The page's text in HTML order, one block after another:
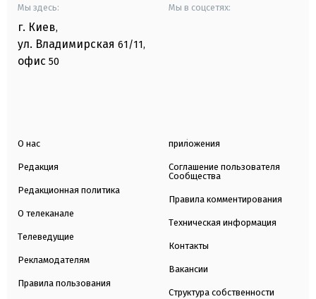
Мы здесь:
г. Киев,
ул. Владимирская 61/11,
офис 50
Мы в соцсетях:
О нас
Редакция
Редакционная политика
О телеканале
Телеведущие
Рекламодателям
Правила пользования
приложения
Соглашение пользователя
Сообщества
Правила комментирования
Техническая информация
Контакты
Вакансии
Структура собственности